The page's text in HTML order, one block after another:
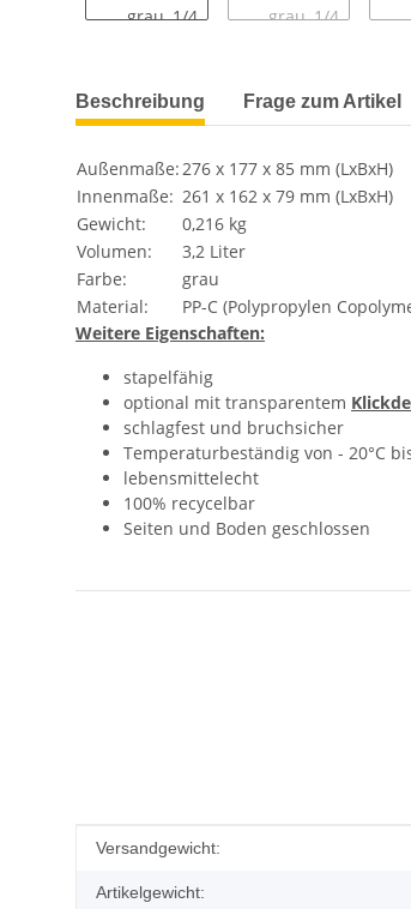
weitere Registerkarten anzeigen
Beschreibung Frage zum Artikel
Außenmaße:276 x 177 x 85 mm (LxBxH)
Innenmaße: 261 x 162 x 79 mm (LxBxH)
Gewicht:
0,216 kg
Volumen:
3,2 Liter
Farbe:
grau
Material:
PP-C (Polypropylen
Weitere Eigenschaften:
stapelfähig
optional mit transparentem
schlagfest und bruchsicher
Temperaturbeständig von - 20°C
lebensmittelecht
100% recycelbar
Seiten und Boden geschlossen
Produkteigenschaft
Wert
Versandgewicht:
Artikelgewicht: